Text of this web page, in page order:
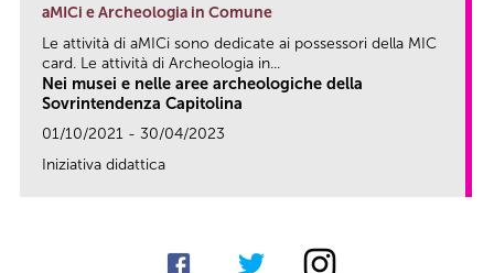
aMICi e Archeologia in Comune
Le attività di aMICi sono dedicate ai possessori della MIC
card. Le attività di Archeologia in...
Nei musei e nelle aree archeologiche della
Sovrintendenza Capitolina
01/10/2021 - 30/04/2023
Iniziativa didattica